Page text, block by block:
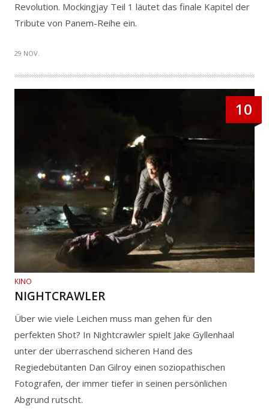
Revolution. Mockingjay Teil 1 läutet das finale Kapitel der
Tribute von Panem-Reihe ein.
29 NOV.
10
KINO
NIGHTCRAWLER
Über wie viele Leichen muss man gehen für den
perfekten Shot? In Nightcrawler spielt Jake Gyllenhaal
unter der überraschend sicheren Hand des
Regiedebütanten Dan Gilroy einen soziopathischen
Fotografen, der immer tiefer in seinen persönlichen
Abgrund rutscht.